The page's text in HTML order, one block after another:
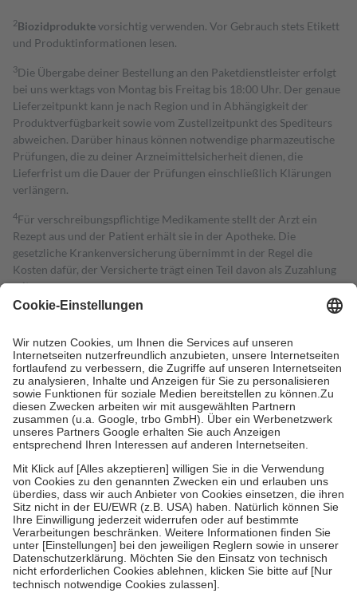
2Biozidproduktevorsichtig verwenden. Vor Gebrauch stets Etikett
und Produktinformationen lesen.
3Die Übergabe deiner Bestellung an den Paketdienstleister erfolgt
bei uns werktags von Montag bis Freitag bis 18:00 Uhr. Der genaue
Lieferzeitpunkt kann je nach Region und in Abhängigkeit der
Produktverfügbarkeit sowie vom Zustellzeitpunkt des Spediteurs
abweichen. Darüber hinaus können notwendige pharmazeutische
Prüfungen, die zu deiner Arzneimittelsicherheit dienen, die
Lieferfrist um die Dauer der Prüfungen einschließlich Klärungen
verlängern.
4Für verschreibungspflichtige Medikamente stellt der Arzt ein
Rezept aus und der Patient erhält sie in der Apotheke. Die
gesetzliche Krankenversicherung übernimmt in der Regel die
Kosten dafür, der Versicherte trägt einen Teil davon als Zuzahlung
mit.
Grundsätzlich leisten Mitglieder Zuzahlungen in Höhe von zehn
höchstens zehn Euro.
Es sind jedoch nie mehr als die tatsächlichen
Kosten der Leistung zu entrichten.
Diese Regeln gelten grundsätzlich auch für Online-Apotheken.
Bei Heilmitteln und häuslicher Krankenpflege beträgt die
Zuzahlung zehn Prozent der Kosten sowie zehn Euro je
Verordnung.
Um das Engagement der Versicherten für ihre eigene Gesundheit zu
stärken und die besondere Stellung der Familie zu unterstützen,
fallenkeine Zuzahlungenan bei:
• Kindern und Jugendlichen bis zum vollendeten 18. Lebensjahr
mit Ausnahme der Fahrkosten
• Untersuchungen zur Vorsorge und Früherkennung, die von der
GKV getragen werden
• empfohlenen Schutzimpfungen
• Harn- und Blutteststreifen